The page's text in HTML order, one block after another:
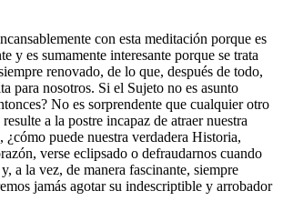
con esta meditación porque es
y es sumamente interesante porque se trata
renovado, de lo que, después de todo,
para nosotros. Si el Sujeto no es asunto
No es sorprendente que cualquier otro
a la postre incapaz de atraer nuestra
¿cómo puede nuestra verdadera Historia,
verse eclipsado o defraudarnos cuando
a la vez, de manera fascinante, siempre
jamás agotar su indescriptible y arrobador